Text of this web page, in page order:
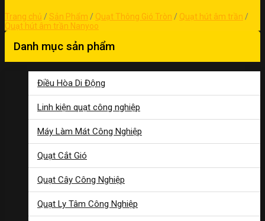
Trang chủ /Sản Phẩm / Quạt Thông Gió Tròn / Quạt hút âm trần /
Quạt hút âm trần Nanyoo
Danh mục sản phẩm
Điều Hòa Di Động
Linh kiện quạt công nghiệp
Máy Làm Mát Công Nghiệp
Quạt Cắt Gió
Quạt Cây Công Nghiệp
Quạt Ly Tâm Công Nghiệp